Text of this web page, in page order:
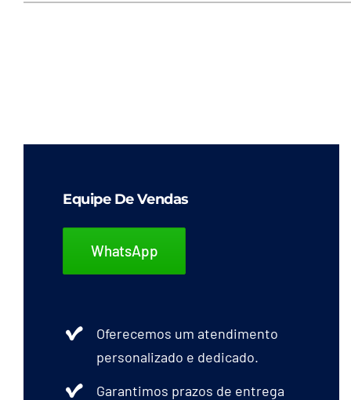
Equipe De Vendas
WhatsApp
Oferecemos um atendimento
personalizado e dedicado.
Garantimos prazos de entrega